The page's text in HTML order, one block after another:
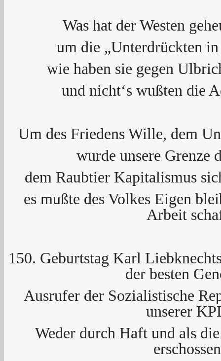
Was hat der Westen
um die „Unterdrückten
wie haben sie gegen
und nicht‘s wußten die
Um des Friedens Wille, dem
wurde unsere Grenze
dem Raubtier Kapitalismus
es mußte des Volkes Eigen
Arbeit
150. Geburtstag Karl
der besten
Ausrufer der Sozialistische
unserer
Weder durch Haft und als